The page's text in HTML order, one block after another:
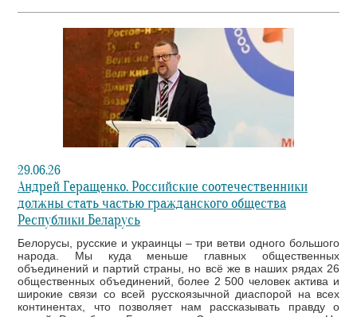
29.06.26
Андрей Геращенко. Российские соотечественники
должны стать частью гражданского общества
Республики Беларусь
Белорусы, русские и украинцы – три ветви одного большого
народа. Мы куда меньше главных общественных
объединений и партий страны, но всё же в наших рядах 26
общественных объединений, более 2 500 человек актива и
широкие связи со всей русскоязычной диаспорой на всех
континентах, что позволяет нам рассказывать правду о